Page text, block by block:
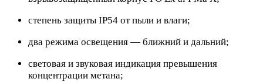
степень защиты IP54 от пыли и влаги;
два режима освещения — ближний и дальний;
световая и звуковая индикация превышения
концентрации метана;